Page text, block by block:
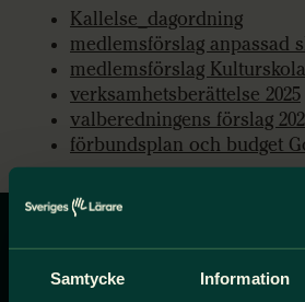
Samtycke Information
Kallelse_dagordning
medlemsförslag anpassad
medlemsförslag
verksamhetsberättelse 2025
valberedningens förslag
förbundsplan och budget